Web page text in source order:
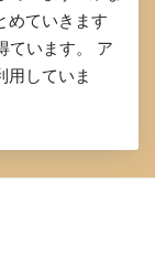
めていきます
ています。 ア
用していま